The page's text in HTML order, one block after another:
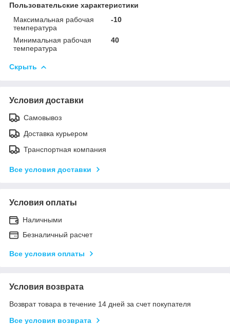
Пользовательские характеристики
Максимальная рабочая
температура
-10
Минимальная рабочая
температура
40
Скрыть
Условия доставки
Самовывоз
Доставка курьером
Транспортная компания
Все условия доставки
Условия оплаты
Наличными
Безналичный расчет
Все условия оплаты
Условия возврата
Возврат товара в течение 14 дней за счет покупателя
Все условия возврата